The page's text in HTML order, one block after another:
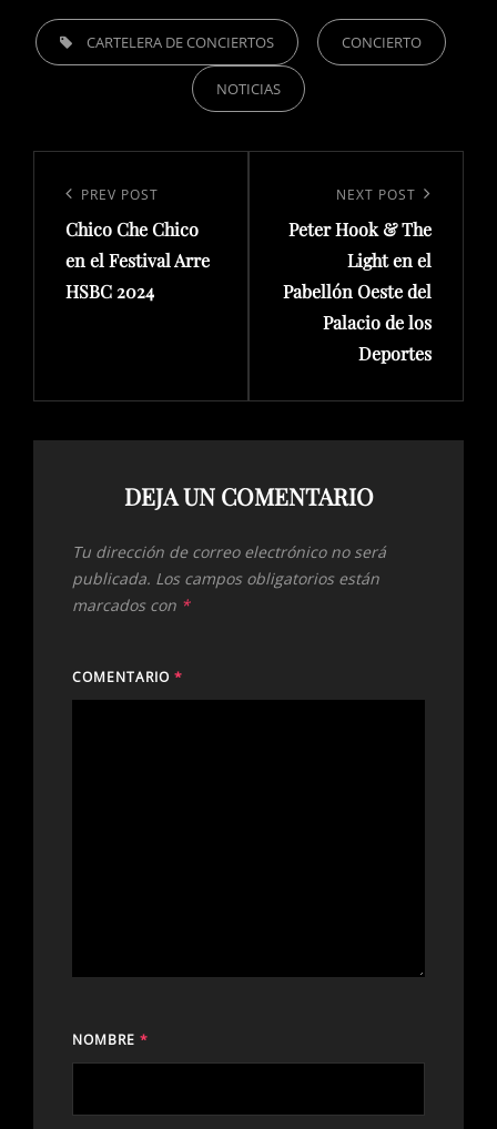
TAGS, CARTELERA DE CONCIERTOS CONCIERTO
NOTICIAS
entradas
Previous
Post
PREV POST
Chico Che Chico
en el Festival Arre
HSBC 2024
Post
NEXT POST
Peter Hook & The
Light en el
Pabellón Oeste del
Palacio de los
Deportes
DEJA UN COMENTARIO
Tu dirección de correo electrónico no será
publicada. Los campos obligatorios están
marcados con *
COMENTARIO *
NOMBRE *